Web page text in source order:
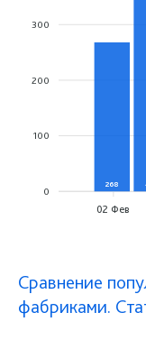
300
200
100
0
268
02 Фев
Сравнение
фабриками.